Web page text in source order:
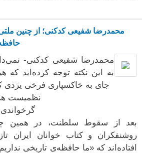
محمدرضا شفیعی کدکنی؛ از چنین ملتی
محمدرضا شفیعی کدکنی-
به این نکته توجه کرده‌اید که
جای به خاکسپاری فرخی یزدی
نظمیست هر
بعد از سقوط سلطنت، در همین
روشنفکران و کتاب‌ خوانان ایران
افتاده‌اند که «ما حافظه‌ی تاریخی